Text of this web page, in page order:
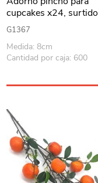
cupcakes x24,
G1367
Medida: 8cm
Cantidad por caja: 600